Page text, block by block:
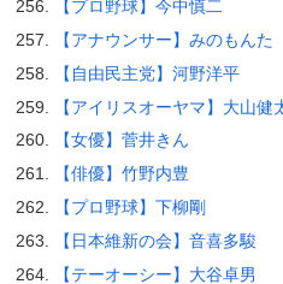
【プロ野球】今中慎二
【アナウンサー】みのもんた
【自由民主党】河野洋平
【アイリスオーヤマ】大山健
【女優】菅井きん
【俳優】竹野内豊
【プロ野球】下柳剛
【日本維新の会】音喜多駿
【テーオーシー】大谷卓男